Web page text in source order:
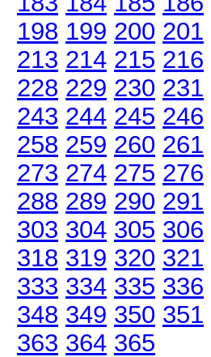
198 199 200 201
213 214 215 216
228 229 230 231
243 244 245 246
258 259 260 261
273 274 275 276
288 289 290 291
303 304 305 306
318 319 320 321
333 334 335 336
348 349 350 351
363 364 365